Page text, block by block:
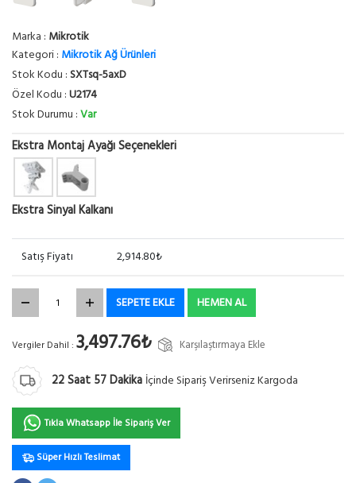
Marka : Mikrotik
Kategori : Mikrotik Ağ Ürünleri
Stok Kodu : SXTsq-5axD
Özel Kodu :U2174
Stok Durumu :Var
Ekstra Montaj Ayağı Seçenekleri
Ekstra Sinyal Kalkanı
Satış Fiyatı 2,914.80₺
SEPETE EKLE HEMEN AL
Vergiler Dahil : 3,497.76₺ Karşılaştırmaya Ekle
22Saat 57Dakika İçinde Sipariş Verirseniz Kargoda
Tıkla Whatsapp İle Sipariş Ver
Süper Hızlı Teslimat